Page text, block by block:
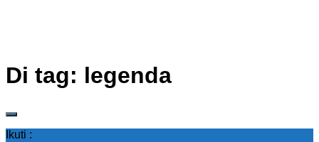
Di tag: legenda
Ikuti :